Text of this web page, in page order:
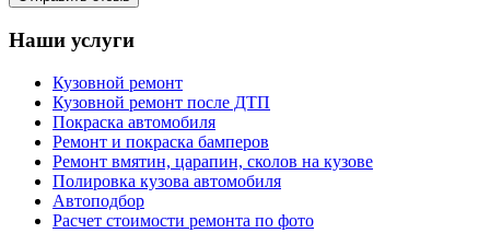
Наши услуги
Кузовной ремонт
Кузовной ремонт после ДТП
Покраска автомобиля
Ремонт и покраска бамперов
Ремонт вмятин, царапин, сколов на кузове
Полировка кузова автомобиля
Автоподбор
Расчет стоимости ремонта по фото